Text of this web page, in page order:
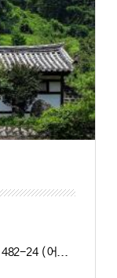
대전광역시 중구 단재로 482-24 (어남동 71) ※(묘소)어남동 산 6(귀후재 뒤편)